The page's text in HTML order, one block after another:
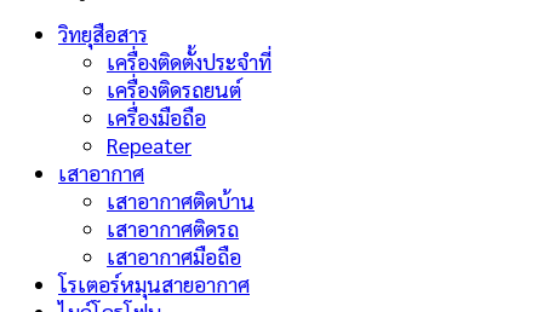
วิทยุสือสาร
เครื่องติดตั้งประจำที่
เครื่องติดรถยนต์
เครื่องมือถือ
Repeater
เสาอากาศ
เสาอากาศติดบ้าน
เสาอากาศติดรถ
เสาอากาศมือถือ
โรเตอร์หมุนสายอากาศ